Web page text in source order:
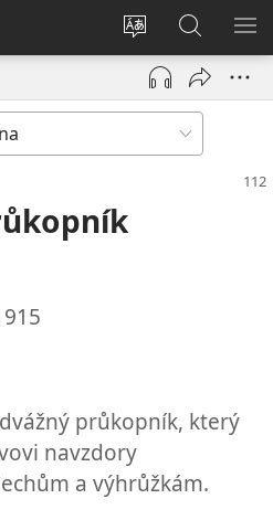
Změnit
jazyk
stránek
Přihlásit
se
(otevřeno
okno)
Hledat
na
JW.ORG
průkopník, který
navzdory
a výhrůžkám.